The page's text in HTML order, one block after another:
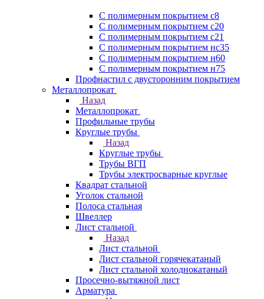
С полимерным покрытием с8
С полимерным покрытием с20
С полимерным покрытием с21
С полимерным покрытием нс35
С полимерным покрытием н60
С полимерным покрытием н75
Профнастил с двусторонним покрытием
Металлопрокат
Назад
Металлопрокат
Профильные трубы
Круглые трубы
Назад
Круглые трубы
Трубы ВГП
Трубы электросварные круглые
Квадрат стальной
Уголок стальной
Полоса стальная
Швеллер
Лист стальной
Назад
Лист стальной
Лист стальной горячекатаный
Лист стальной холоднокатаный
Просечно-вытяжной лист
Арматура